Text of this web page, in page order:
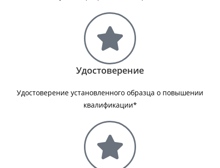
Удостоверение
Удостоверение установленного образца о повышении
квалификации*​